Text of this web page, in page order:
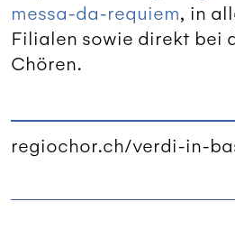
messa-da-requiem, in
Filialen sowie direkt bei
Chören.
regiochor.ch/verdi-in-